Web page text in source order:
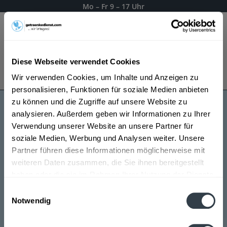
Diese Webseite verwendet Cookies
Wir verwenden Cookies, um Inhalte und Anzeigen zu
personalisieren, Funktionen für soziale Medien anbieten
zu können und die Zugriffe auf unsere Website zu
analysieren. Außerdem geben wir Informationen zu Ihrer
Verwendung unserer Website an unsere Partner für
soziale Medien, Werbung und Analysen weiter. Unsere
Partner führen diese Informationen möglicherweise mit
weiteren Daten zusammen, die Sie ihnen bereitgestellt
Notwendig
Mo – Fr 9 – 17 Uhr
Es gilt unsereDatenschutzerklärung
Sternburg